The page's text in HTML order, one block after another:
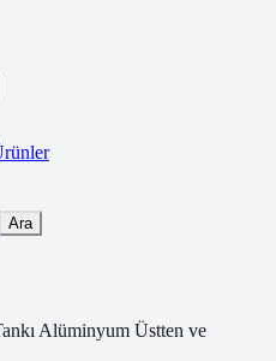
Ara
Alüminyum Üstten ve